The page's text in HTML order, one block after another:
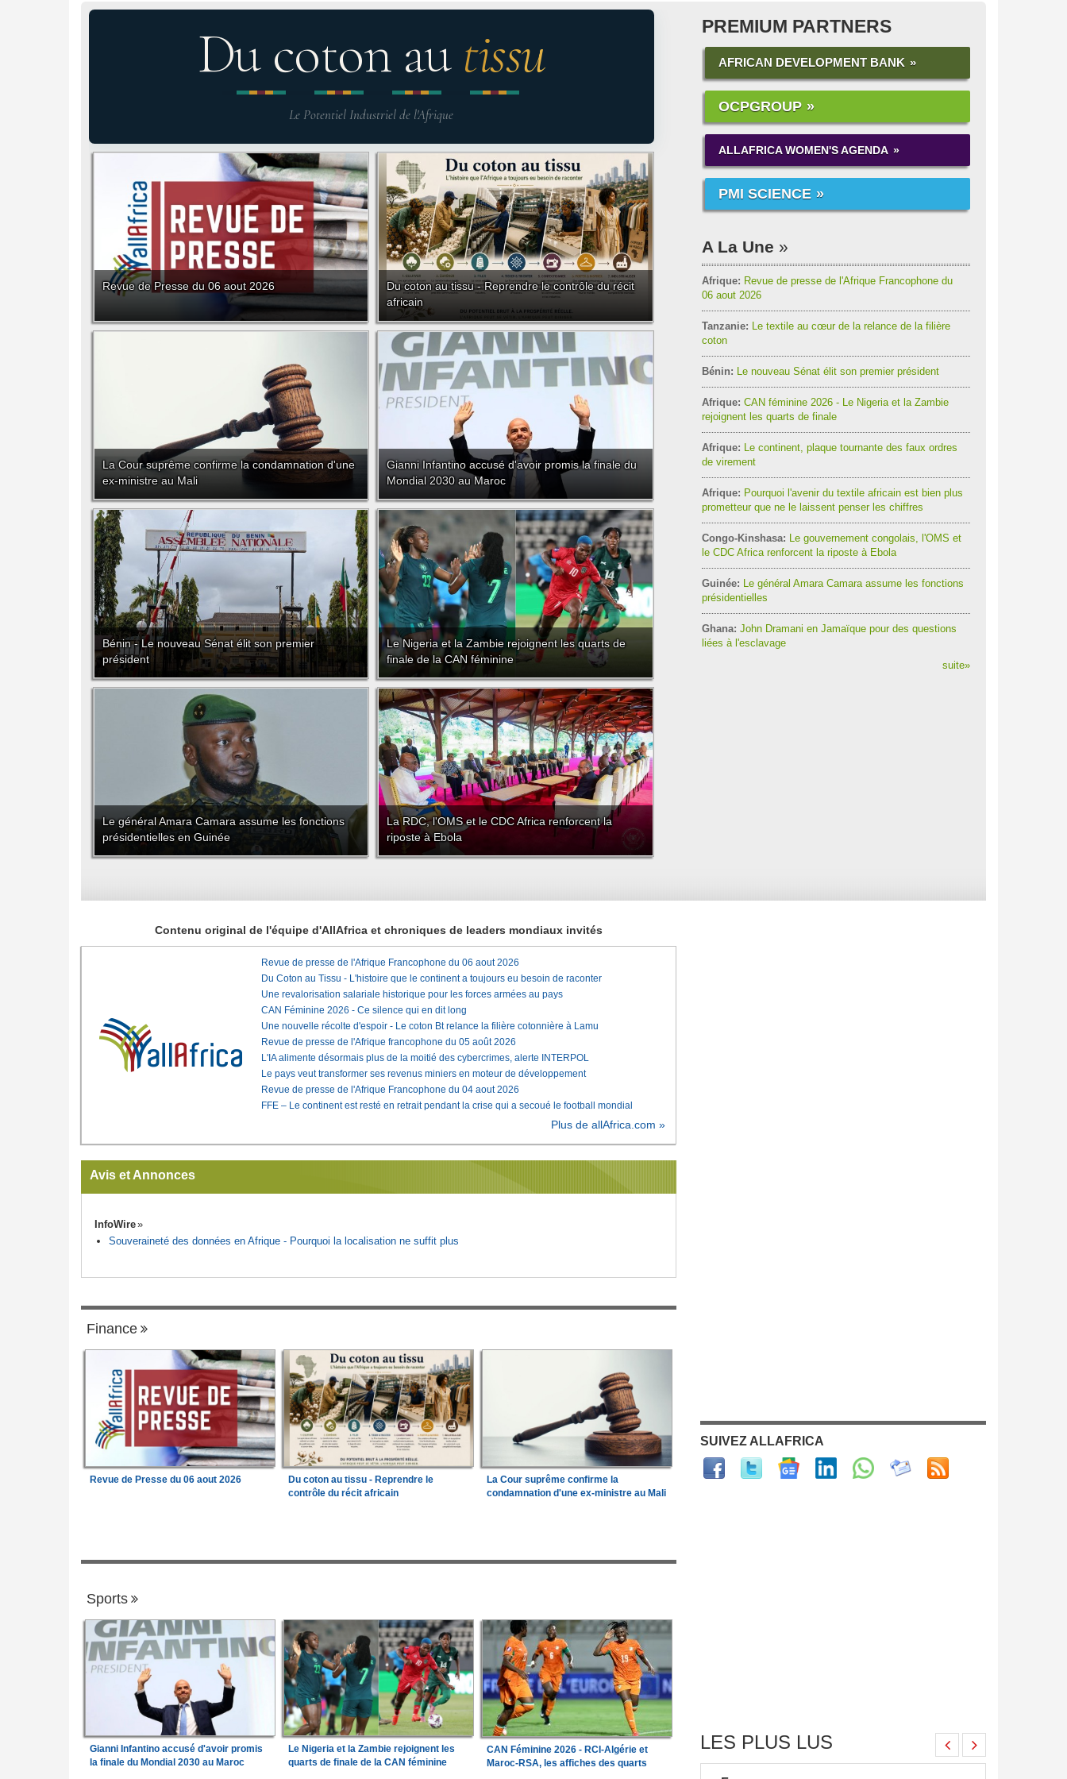
Du coton au tissu
Le Potentiel Industriel de l'Afrique
Revue de Presse du 06 aout 2026
Du coton au tissu - Reprendre le contrôle du récit
africain
La Cour suprême confirme la condamnation d'une
ex-ministre au Mali
Gianni Infantino accusé d'avoir promis la finale du
Mondial 2030 au Maroc
Bénin - Le nouveau Sénat élit son premier
président
Le Nigeria et la Zambie rejoignent les quarts de
finale de la CAN féminine
Le général Amara Camara assume les fonctions
présidentielles en Guinée
La RDC, l'OMS et le CDC Africa renforcent la
riposte à Ebola
PREMIUM PARTNERS
AFRICAN DEVELOPMENT BANK
OCPGROUP
ALLAFRICA WOMEN'S AGENDA
PMI SCIENCE
A La Une
Afrique: Revue de presse de l'Afrique Francophone du
06 aout 2026
Tanzanie: Le textile au cœur de la relance de la filière
coton
Bénin: Le nouveau Sénat élit son premier président
Afrique: CAN féminine 2026 - Le Nigeria et la Zambie
rejoignent les quarts de finale
Afrique: Le continent, plaque tournante des faux ordres
de virement
Afrique: Pourquoi l'avenir du textile africain est bien plus
prometteur que ne le laissent penser les chiffres
Congo-Kinshasa: Le gouvernement congolais, l'OMS et
le CDC Africa renforcent la riposte à Ebola
Guinée: Le général Amara Camara assume les fonctions
présidentielles
Ghana: John Dramani en Jamaïque pour des questions
liées à l'esclavage
suite»
Contenu original de l'équipe d'AllAfrica et chroniques de leaders mondiaux invités
Revue de presse de l'Afrique Francophone du 06 aout 2026
Du Coton au Tissu - L'histoire que le continent a toujours eu besoin de raconter
Une revalorisation salariale historique pour les forces armées au pays
CAN Féminine 2026 - Ce silence qui en dit long
Une nouvelle récolte d'espoir - Le coton Bt relance la filière cotonnière à Lamu
Revue de presse de l'Afrique francophone du 05 août 2026
L'IA alimente désormais plus de la moitié des cybercrimes, alerte INTERPOL
Le pays veut transformer ses revenus miniers en moteur de développement
Revue de presse de l'Afrique Francophone du 04 aout 2026
FFE – Le continent est resté en retrait pendant la crise qui a secoué le football mondial
Plus de allAfrica.com »
Avis et Annonces
InfoWire
Souveraineté des données en Afrique - Pourquoi la localisation ne suffit plus
Finance
Revue de Presse du 06 aout 2026
Du coton au tissu - Reprendre le
contrôle du récit africain
La Cour suprême confirme la
condamnation d'une ex-ministre au Mali
Sports
Gianni Infantino accusé d'avoir promis
la finale du Mondial 2030 au Maroc
Le Nigeria et la Zambie rejoignent les
quarts de finale de la CAN féminine
CAN Féminine 2026 - RCI-Algérie et
Maroc-RSA, les affiches des quarts
SUIVEZ ALLAFRICA
LES PLUS LUS